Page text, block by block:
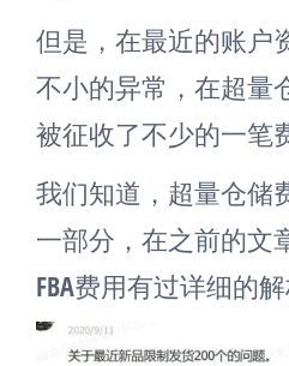
但是，在最近的账户
不小的异常，在超量
被征收了不少的一笔
我们知道，超量仓储
一部分，在之前的文
FBA费用有过详细的解